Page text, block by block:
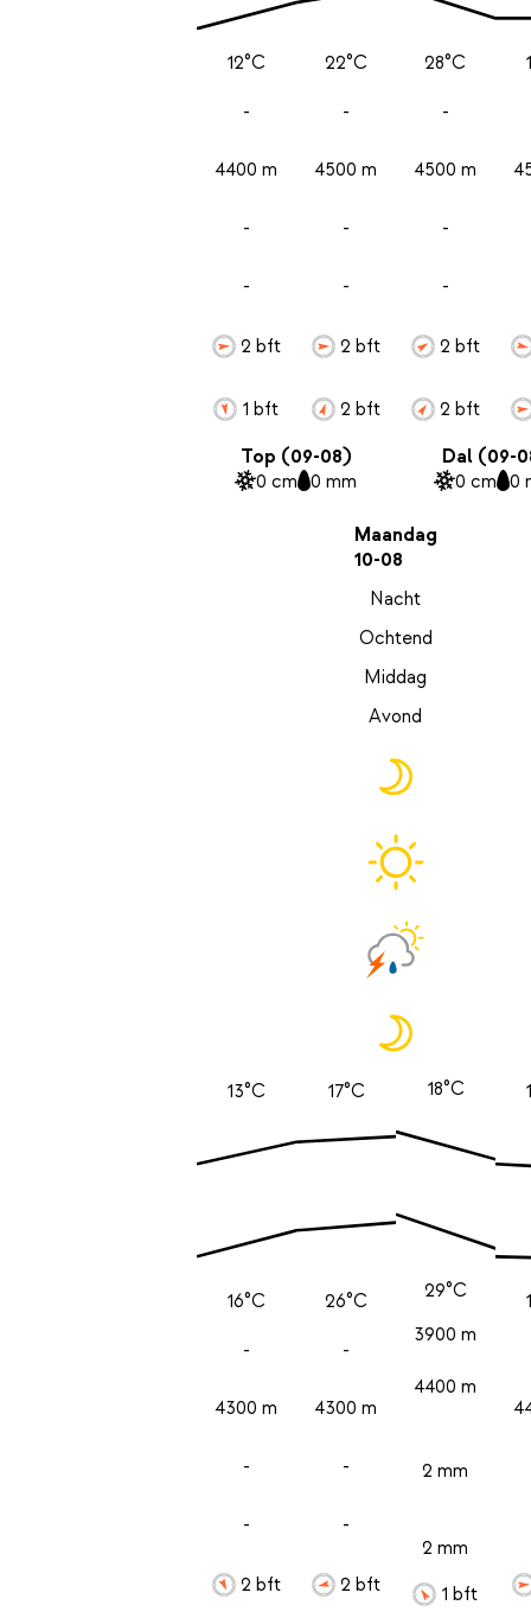
12°C
-
4400 m
-
-
2 bft
1 bft
22°C
-
4500 m
-
-
2 bft
2 bft
28°C
-
4500 m
-
-
2 bft
2 bft
Top (09-08)
0 cm 0 mm
Dal (09-
0 cm 0
Maandag
10-08
Nacht
Ochtend
Middag
Avond
13°C
16°C
-
4300 m
-
-
2 bft
17°C
26°C
-
4300 m
-
-
2 bft
18°C
29°C
3900 m
4400 m
2 mm
2 mm
1 bft